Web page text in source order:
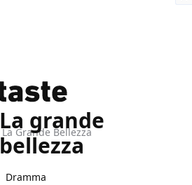
La Grande Bellezza
La grande
bellezza
Dramma